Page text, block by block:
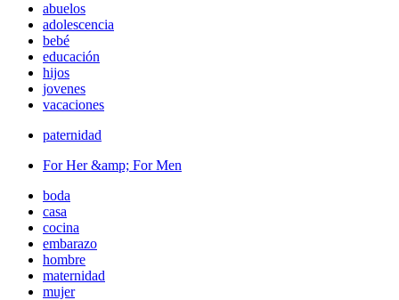
abuelos
adolescencia
bebé
educación
hijos
jovenes
vacaciones
paternidad
For Her &amp; For Men
boda
casa
cocina
embarazo
hombre
maternidad
mujer